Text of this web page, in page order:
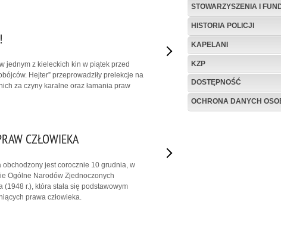
STOWARZYSZENIA I
HISTORIA POLICJI
KAPELANI
KZP
DOSTĘPNOŚĆ
OCHRONA DANYCH
jednym z kieleckich kin w piątek przed
Hejter” przeprowadziły prelekcje na
za czyny karalne oraz łamania praw
CZŁOWIEKA
jest corocznie 10 grudnia, w
Ogólne Narodów Zjednoczonych
r.), która stała się podstawowym
prawa człowieka.